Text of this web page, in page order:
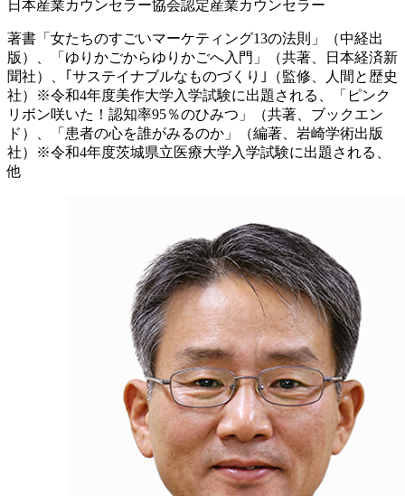
日本産業カウンセラー協会認定産業カウンセラー
著書「女たちのすごいマーケティング13の法則」（中経出
版）、「ゆりかごからゆりかごへ入門」（共著、日本経済新
聞社）、｢サステイナブルなものづくり｣（監修、人間と歴史
社）※令和4年度美作大学入学試験に出題される、「ピンク
リボン咲いた！認知率95％のひみつ」（共著、ブックエン
ド）、「患者の心を誰がみるのか」（編著、岩崎学術出版
社）※令和4年度茨城県立医療大学入学試験に出題される、
他